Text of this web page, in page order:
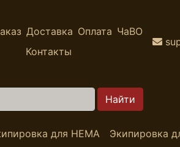
Доставка Оплата ЧаВО
Контакты
для HEMA Экипировка